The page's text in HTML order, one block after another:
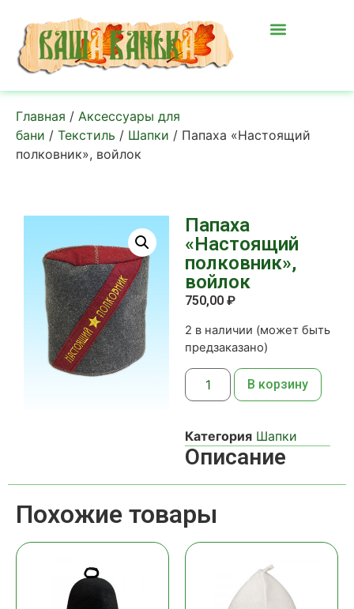
Главная / Аксессуары для
бани / Текстиль / Шапки / Папаха «Настоящий
полковник», войлок
Папаха
«Настоящий
полковник»,
войлок
750,00 ₽
2 в наличии (может быть
предзаказано)
В корзину
Категория Шапки
Описание
Похожие товары